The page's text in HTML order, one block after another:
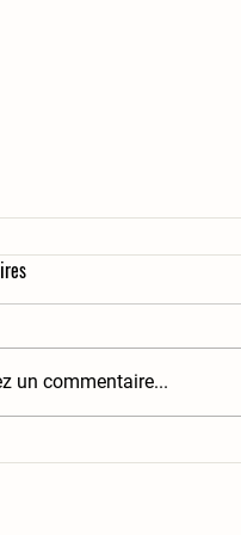
Juin 2026 - Kajou s'occupe
un commentaire...